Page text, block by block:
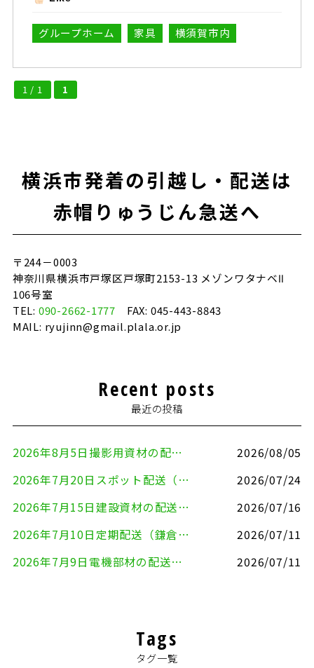
グループホーム 家具 横須賀市内
1 / 1 1
横浜市発着の引越し・配送は
赤帽りゅうじん急送へ
〒244－0003
神奈川県横浜市戸塚区戸塚町2153-13 メゾンワタナベⅡ
106号室
TEL: 090-2662-1777 FAX: 045-443-8843
MAIL: ryujinn@gmail.plala.or.jp
Recent posts
最近の投稿
2026年8月5日撮影用資材の配送（鎌倉市⇒港区）
2026/08/05
2026年7月20日スポット配送（横浜市金沢区⇒愛知県豊川市）
2026/07/24
2026年7月15日建設資材の配送（横浜市金沢区⇒横須賀市）
2026/07/16
2026年7月10日定期配送（鎌倉市⇔大田区）
2026/07/11
2026年7月9日電機部材の配送（横浜市戸塚区⇒品川区）
2026/07/11
Tags
タグ一覧